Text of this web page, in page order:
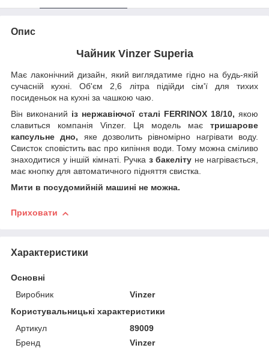
Опис
Чайник Vinzer Superia
Має лаконічний дизайн, який виглядатиме гідно на будь-якій
сучасній кухні. Об'єм 2,6 літра підійди сім'ї для тихих
посиденьок на кухні за чашкою чаю.
Він виконаний із нержавіючої сталі FERRINOX 18/10, якою
славиться компанія Vinzer. Ця модель має тришарове
капсульне дно, яке дозволить рівномірно нагрівати воду.
Свисток сповістить вас про кипіння води. Тому можна сміливо
знаходитися у іншій кімнаті. Ручка з бакеліту не нагрівається,
має кнопку для автоматичного підняття свистка.
Мити в посудомийній машині не можна.
Приховати
Характеристики
Основні
Виробник
Vinzer
Користувальницькі характеристики
Артикул
89009
Бренд
Vinzer